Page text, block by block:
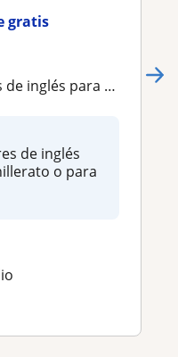
gratis
quieran comunicarse con el idioma
de inglés
o para